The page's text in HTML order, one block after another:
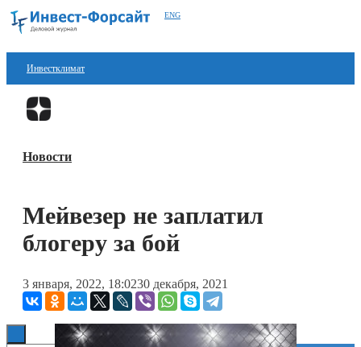
ENG
Инвестклимат
Финансы
Блокчейн
Книги
Новости
Мейвезер не заплатил
блогеру за бой
3 января, 2022, 18:0230 декабря, 2021